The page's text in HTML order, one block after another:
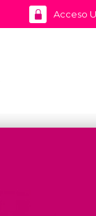
Acceso